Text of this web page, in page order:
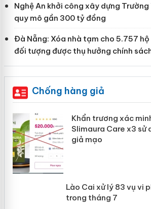
Nghệ An khởi công xây dựng Trường
quy mô gần 300 tỷ đồng
Đà Nẵng: Xóa nhà tạm cho 5.757
đối tượng được thụ hưởng chính
Chống hàng giả
Khẩn trương xác
Slimaura Care x3 sử
giả mạo
Lào Cai xử lý 83 vụ
mại trong tháng 7